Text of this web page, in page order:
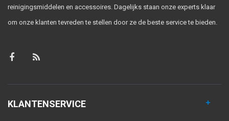
reinigingsmiddelen en accessoires. Dagelijks staan onze experts klaar
om onze klanten tevreden te stellen door ze de beste service te bieden.
KLANTENSERVICE